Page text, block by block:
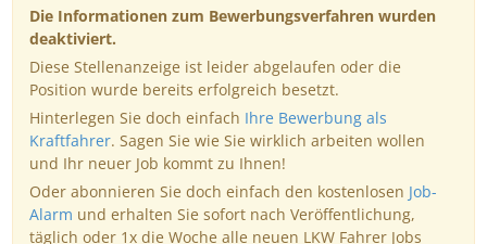
Die Informationen zum Bewerbungsverfahren wurden
deaktiviert.
Diese Stellenanzeige ist leider abgelaufen oder die
Position wurde bereits erfolgreich besetzt.
Hinterlegen Sie doch einfach Ihre Bewerbung als
Kraftfahrer. Sagen Sie wie Sie wirklich arbeiten wollen
und Ihr neuer Job kommt zu Ihnen!
Oder abonnieren Sie doch einfach den kostenlosen Job-
Alarm und erhalten Sie sofort nach Veröffentlichung,
täglich oder 1x die Woche alle neuen LKW Fahrer Jobs